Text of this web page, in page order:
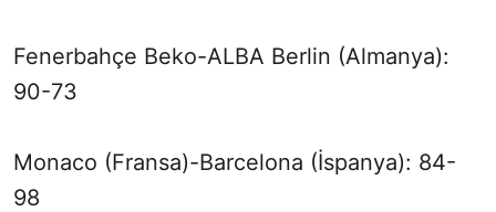
Fenerbahçe Beko-ALBA Berlin (Almanya):
90-73
Monaco (Fransa)-Barcelona (İspanya): 84-
98